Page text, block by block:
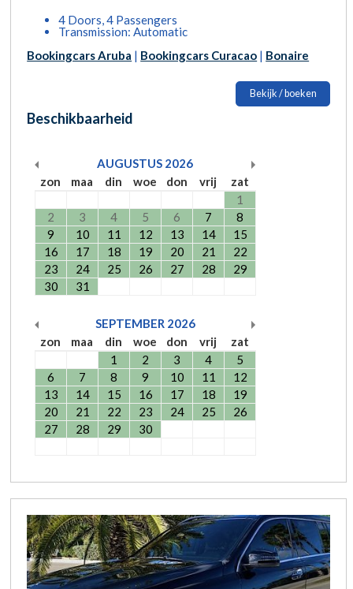
4 Doors, 4 Passengers
Transmission: Automatic
Bookingcars Aruba | Bookingcars Curacao | Bonaire
Bekijk / boeken
Beschikbaarheid
AUGUSTUS 2026
zon
maa din woe don vrij
zat
1
2
3 4 5 6 7
8
9
10 11 12 13 14
15
16
17 18 19 20 21
22
23
24 25 26 27 28
29
30
31
SEPTEMBER 2026
zon
maa din woe don vrij
zat
1
2 3 4
5
6
7 8 9 10 11
12
13
14 15 16 17 18
19
20
21 22 23 24 25
26
27
28 29 30